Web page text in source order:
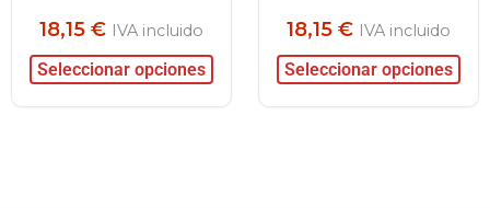
18,15 € IVA incluido
Seleccionar opciones
18,15 € IVA incluido
Seleccionar opciones